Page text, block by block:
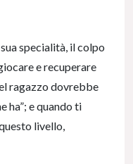
specialità, il colpo
e recuperare
ragazzo dovrebbe
ha”; e quando ti
livello,